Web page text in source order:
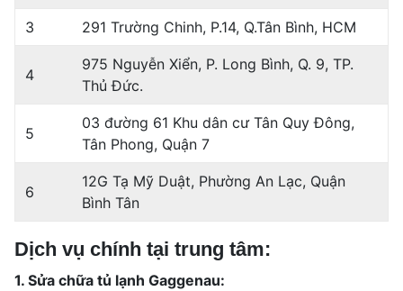
3 291 Trường Chinh, P.14, Q.Tân Bình, HCM
4
975 Nguyễn Xiển, P. Long Bình, Q. 9, TP.
Thủ Đức.
5
03 đường 61 Khu dân cư Tân Quy Đông,
Tân Phong, Quận 7
6
12G Tạ Mỹ Duật, Phường An Lạc, Quận
Bình Tân
Dịch vụ chính tại trung tâm:
1. Sửa chữa tủ lạnh Gaggenau: